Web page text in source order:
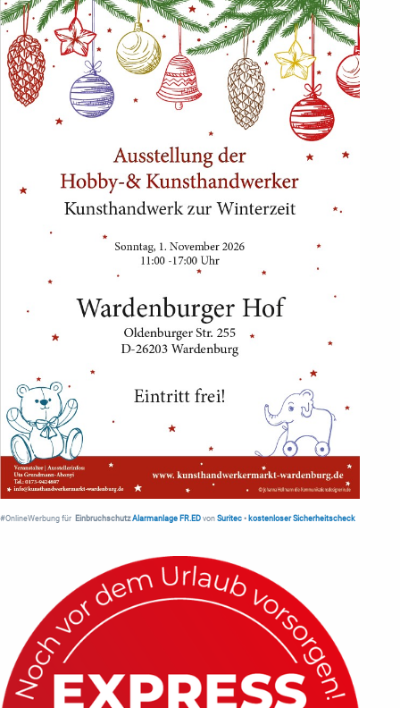
#OnlineWerbung für Einbruchschutz Alarmanlage FR.ED von Suritec • kostenloser Sicherheitscheck